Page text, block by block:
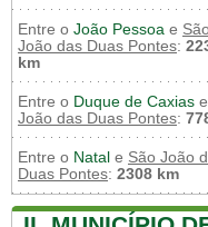
Entre o João Pessoa e
João das Duas Pontes:
km
Entre o Duque de Caxias e
João das Duas Pontes:
Entre o Natal e São João
Duas Pontes: 2308 km